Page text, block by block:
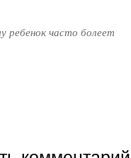
ребенок часто болеет